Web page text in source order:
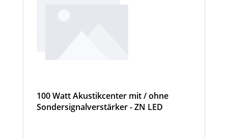
100 Watt Akustikcenter mit / ohne
Sondersignalverstärker - ZN LED